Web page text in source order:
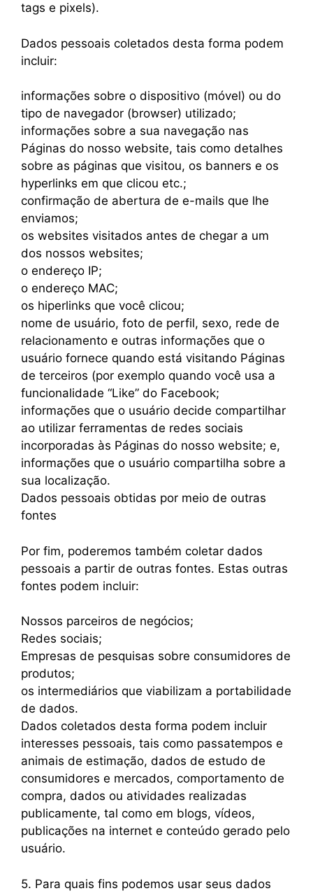
tags e pixels).
Dados pessoais coletados desta forma podem
incluir:
informações sobre o dispositivo (móvel) ou do
tipo de navegador (browser) utilizado;
informações sobre a sua navegação nas
Páginas do nosso website, tais como detalhes
sobre as páginas que visitou, os banners e os
hyperlinks em que clicou etc.;
confirmação de abertura de e-mails que lhe
enviamos;
os websites visitados antes de chegar a um
dos nossos websites;
o endereço IP;
o endereço MAC;
os hiperlinks que você clicou;
nome de usuário, foto de perfil, sexo, rede de
relacionamento e outras informações que o
usuário fornece quando está visitando Páginas
de terceiros (por exemplo quando você usa a
funcionalidade “Like” do Facebook;
informações que o usuário decide compartilhar
ao utilizar ferramentas de redes sociais
incorporadas às Páginas do nosso website; e,
informações que o usuário compartilha sobre a
sua localização.
Dados pessoais obtidas por meio de outras
fontes
Por fim, poderemos também coletar dados
pessoais a partir de outras fontes. Estas outras
fontes podem incluir:
Nossos parceiros de negócios;
Redes sociais;
Empresas de pesquisas sobre consumidores de
produtos;
os intermediários que viabilizam a portabilidade
de dados.
Dados coletados desta forma podem incluir
interesses pessoais, tais como passatempos e
animais de estimação, dados de estudo de
consumidores e mercados, comportamento de
compra, dados ou atividades realizadas
publicamente, tal como em blogs, vídeos,
publicações na internet e conteúdo gerado pelo
usuário.
5. Para quais fins podemos usar seus dados